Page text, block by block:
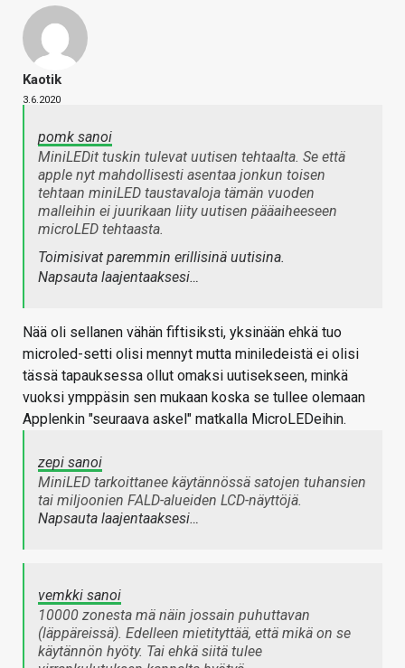
Kaotik
3.6.2020
pomk sanoi
MiniLEDit tuskin tulevat uutisen tehtaalta. Se että
apple nyt mahdollisesti asentaa jonkun toisen
tehtaan miniLED taustavaloja tämän vuoden
malleihin ei juurikaan liity uutisen pääaiheeseen
microLED tehtaasta.
Toimisivat paremmin erillisinä uutisina.
Napsauta laajentaaksesi…
Nää oli sellanen vähän fiftisiksti, yksinään ehkä tuo
microled-setti olisi mennyt mutta miniledeistä ei olisi
tässä tapauksessa ollut omaksi uutisekseen, minkä
vuoksi ymppäsin sen mukaan koska se tullee olemaan
Applenkin "seuraava askel" matkalla MicroLEDeihin.
zepi sanoi
MiniLED tarkoittanee käytännössä satojen tuhansien
tai miljoonien FALD-alueiden LCD-näyttöjä.
Napsauta laajentaaksesi…
vemkki sanoi
10000 zonesta mä näin jossain puhuttavan
(läppäreissä). Edelleen mietityttää, että mikä on se
käytännön hyöty. Tai ehkä siitä tulee